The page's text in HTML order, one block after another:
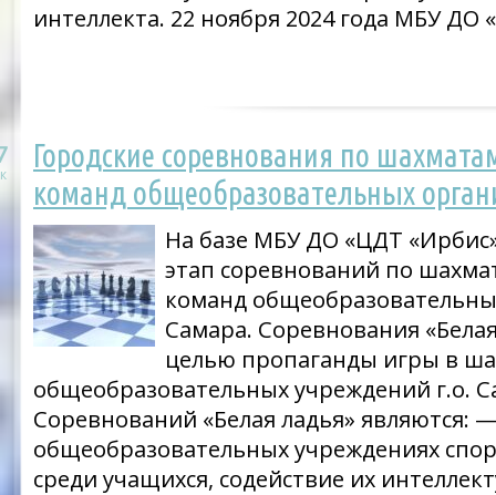
интеллекта. 22 ноября 2024 года МБУ ДО
Городские соревнования по
команд общеобразовательных
На базе МБУ ДО «ЦДТ
этап соревнований по
команд
Самара. Соревнования
целью пропаганды игры в
общеобразовательных учреждений г.о.
Соревнований «Белая ладья» являются:
общеобразовательных учреждениях
среди учащихся, содействие их